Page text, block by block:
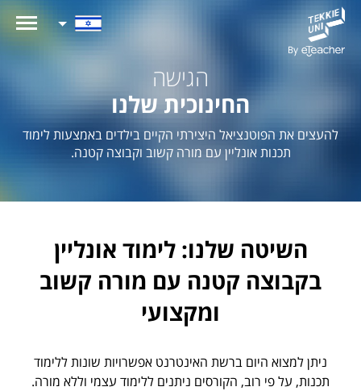
הגישה
החינוכית שלנו
להעצים את הפוטנציאל היצירתי הקיים בילדים באמצעות לימוד
תכנות אונליין עם מורה קשוב וקבוצה קטנה.
השיטה שלנו: לימוד אונליין
בקבוצה קטנה עם מורה קשוב
ומקצועי
ניתן למצוא היום ברשת האינטרנט אפשרויות שונות ללימוד
תכנות, על פי רוב, הקורסים ניתנים ללימוד עצמי וללא מורה.